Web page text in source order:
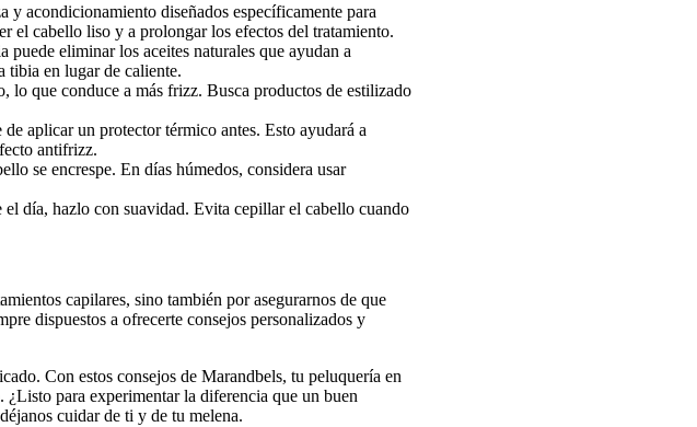
y acondicionamiento diseñados específicamente para
el cabello liso y a prolongar los efectos del tratamiento.
puede eliminar los aceites naturales que ayudan a
tibia en lugar de caliente.
lo que conduce a más frizz. Busca productos de estilizado
de aplicar un protector térmico antes. Esto ayudará a
antifrizz.
se encrespe. En días húmedos, considera usar
el día, hazlo con suavidad. Evita cepillar el cabello cuando
capilares, sino también por asegurarnos de que
dispuestos a ofrecerte consejos personalizados y
Con estos consejos de Marandbels, tu peluquería en
para experimentar la diferencia que un buen
cuidar de ti y de tu melena.